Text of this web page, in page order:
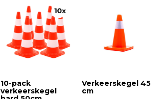
10-pack
verkeerskegel
Verkeerskegel 45
cm